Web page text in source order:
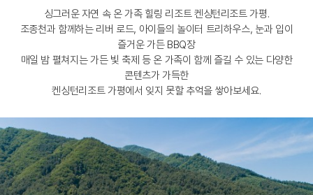
싱그러운 자연 속 온 가족 힐링 리조트 켄싱턴리조트 가평.
조종천과 함께하는 리버 로드, 아이들의 놀이터 트리하우스, 눈과 입이
즐거운 가든 BBQ장
매일 밤 펼쳐지는 가든 빛 축제 등 온 가족이 함께 즐길 수 있는 다양한
콘텐츠가 가득한
켄싱턴리조트 가평에서 잊지 못할 추억을 쌓아보세요.